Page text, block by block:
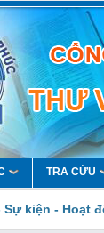
TRA CỨU
kiện - Hoạt